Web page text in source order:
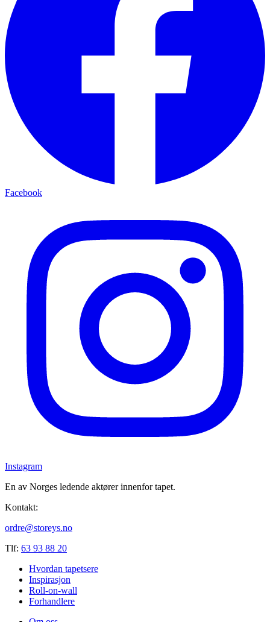
Facebook
Instagram
En av Norges ledende aktører innenfor tapet.
Kontakt:
ordre@storeys.no
Tlf: 63 93 88 20
Hvordan tapetsere
Inspirasjon
Roll-on-wall
Forhandlere